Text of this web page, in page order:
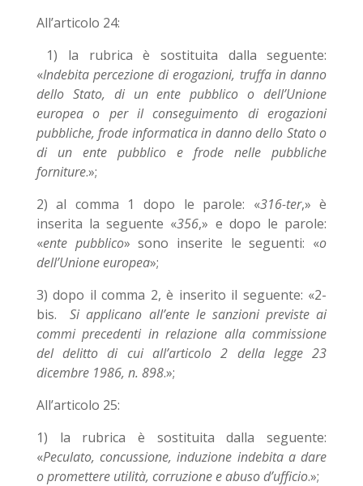
All’articolo 24:
1) la rubrica è sostituita dalla seguente:
«Indebita percezione di erogazioni, truffa in danno
dello Stato, di un ente pubblico o dell’Unione
europea o per il conseguimento di erogazioni
pubbliche, frode informatica in danno dello Stato o
di un ente pubblico e frode nelle pubbliche
forniture.»;
2) al comma 1 dopo le parole: «316-ter,» è
inserita la seguente «356,» e dopo le parole:
«ente pubblico» sono inserite le seguenti: «o
dell’Unione europea»;
3) dopo il comma 2, è inserito il seguente: «2-
bis.Si applicano all’ente le sanzioni previste ai
commi precedenti in relazione alla commissione
del delitto di cui all’articolo 2 della legge 23
dicembre 1986, n. 898.»;
All’articolo 25:
1) la rubrica è sostituita dalla seguente:
«Peculato, concussione, induzione indebita a dare
o promettere utilità, corruzione e abuso d’ufficio.»;